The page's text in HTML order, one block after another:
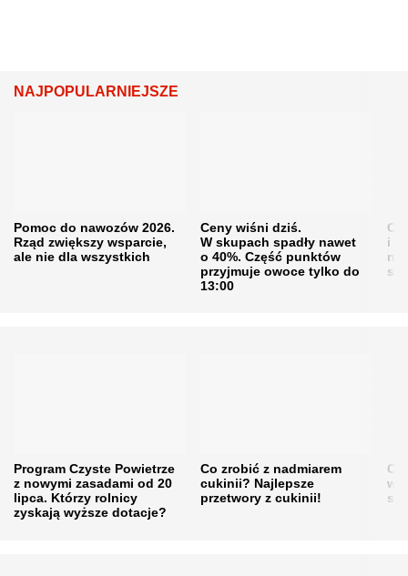
NAJPOPULARNIEJSZE
Pomoc do nawozów 2026.
Rząd zwiększy wsparcie,
ale nie dla wszystkich
Ceny wiśni dziś.
W skupach spadły nawet
o 40%. Część punktów
przyjmuje owoce tylko do
13:00
i
Program Czyste Powietrze
z nowymi zasadami od 20
lipca. Którzy rolnicy
zyskają wyższe dotacje?
Co zrobić z nadmiarem
cukinii? Najlepsze
przetwory z cukinii!
w